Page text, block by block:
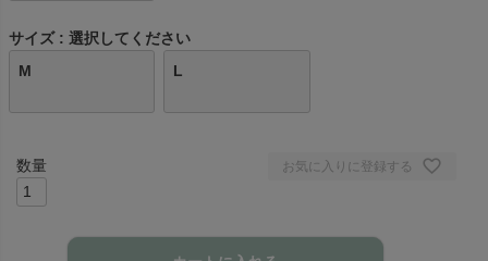
サイズ
選択してください
M
L
お気に入りに登録する